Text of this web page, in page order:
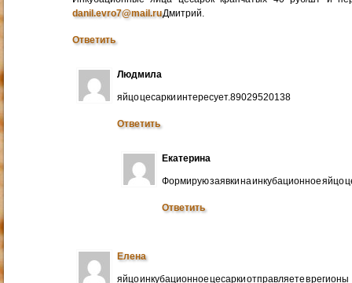
danil.evro7@mail.ruДмитрий.
Ответить
Людмила
яйцо цесарки интересует.89029520138
Ответить
Екатерина
Формирую заявки на инкубационное яйцо
Ответить
Елена
яйцо инкубационное цесарки отправляете в регионы